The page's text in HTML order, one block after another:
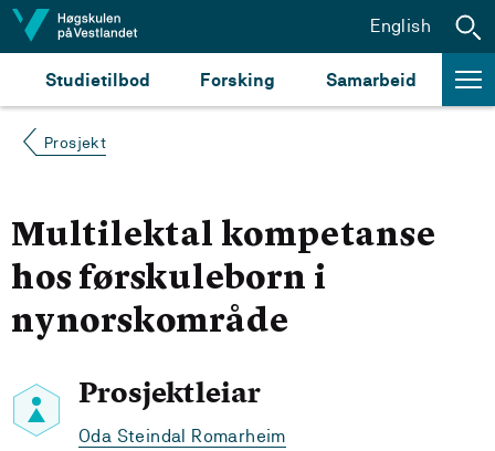
Hopp til innhald
Studietilbod Forsking Samarbeid
English
Prosjekt
Multilektal kompetanse
hos førskuleborn i
nynorskområde
Prosjektleiar
Oda Steindal Romarheim